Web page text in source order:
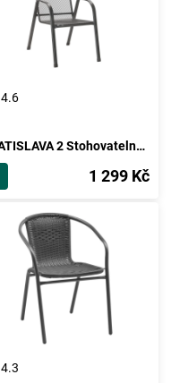
4.6
BRATISLAVA 2 Stohovatelné Záhradní Křeslo
1 299 Kč
4.3